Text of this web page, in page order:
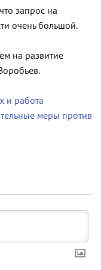
запрос на
очень большой.
на развитие
и работа
меры против